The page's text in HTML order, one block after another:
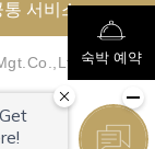
통 서비스
숙박 예약